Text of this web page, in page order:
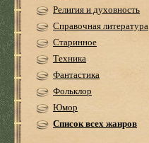
Религия и духовность
Справочная литература
Старинное
Техника
Фантастика
Фольклор
Юмор
Список всех жанров